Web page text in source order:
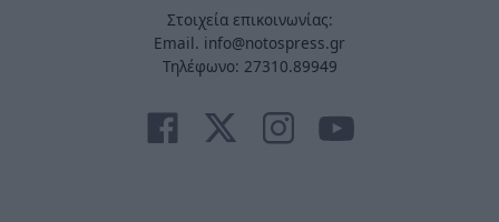
Στοιχεία επικοινωνίας:
Email. info@notospress.gr
Τηλέφωνο: 27310.89949